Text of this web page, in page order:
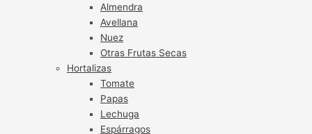
Almendra
Avellana
Nuez
Otras Frutas Secas
Hortalizas
Tomate
Papas
Lechuga
Espárragos